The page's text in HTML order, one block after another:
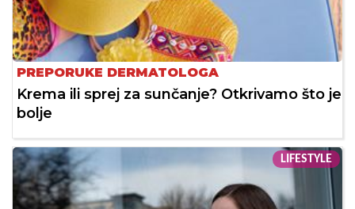
PREPORUKE DERMATOLOGA
Krema ili sprej za sunčanje? Otkrivamo što je
bolje
LIFESTYLE